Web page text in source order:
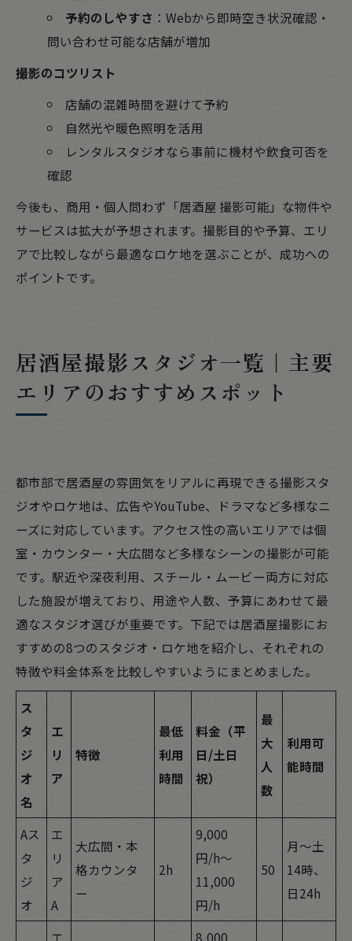
予約のしやすさ ：Webから即時空き状況確認・
問い合わせ可能な店舗が増加
撮影のコツリスト
店舗の混雑時間を避けて予約
自然光や暖色照明を活用
レンタルスタジオなら事前に機材や飲食可否を
確認
今後も、商用・個人問わず「居酒屋 撮影可能」な物件や
サービスは拡大が予想されます。撮影目的や予算、エリ
アで比較しながら最適なロケ地を選ぶことが、成功への
ポイントです。
居酒屋撮影スタジオ一覧｜主要
エリアのおすすめスポット
都市部で居酒屋の雰囲気をリアルに再現できる撮影スタ
ジオやロケ地は、広告やYouTube、ドラマなど多様なニ
ーズに対応しています。アクセス性の高いエリアでは個
室・カウンター・大広間など多様なシーンの撮影が可能
です。駅近や深夜利用、スチール・ムービー両方に対応
した施設が増えており、用途や人数、予算にあわせて最
適なスタジオ選びが重要です。下記では居酒屋撮影にお
すすめの8つのスタジオ・ロケ地を紹介し、それぞれの
特徴や料金体系を比較しやすいようにまとめました。
ス
タ
ジ
オ
名
エ
リ
ア
特徴
最低
利用
時間
料金（平
日/土日
祝）
最
大
人
数
利用可
能時間
Aス
タ
ジ
オ
エ
リ
ア
A
大広間・本
格カウンタ
ー
2h
9,000
円/h〜
11,000
円/h
50
月〜土
14時、
日24h
エ
8,000